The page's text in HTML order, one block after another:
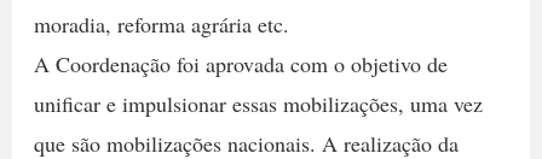
moradia, reforma agrária etc.
A Coordenação foi aprovada com o objetivo de
unificar e impulsionar essas mobilizações, uma vez
que são mobilizações nacionais. A realização da